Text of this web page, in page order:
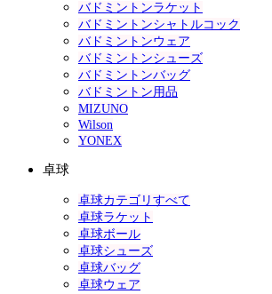
バドミントンラケット
バドミントンシャトルコック
バドミントンウェア
バドミントンシューズ
バドミントンバッグ
バドミントン用品
MIZUNO
Wilson
YONEX
卓球
卓球カテゴリすべて
卓球ラケット
卓球ボール
卓球シューズ
卓球バッグ
卓球ウェア